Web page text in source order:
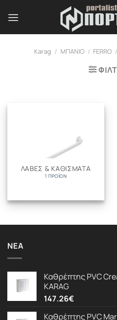
στο
Karag / ΜΠΑΝΙΟ / FERRO /
ΛΑΒΕΣ & ΚΑΘΙΣΜΑΤΑ
1 ΠΡΟΪΌΝ
ΝΈΑ
Καθρέπτης PVC
KARAG
147.26€
Καθρέπτης PVC